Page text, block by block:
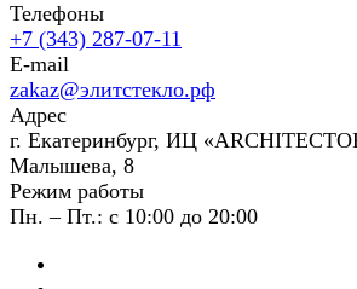
Телефоны
+7 (343) 287-07-11
E-mail
zakaz@элитстекло.рф
Адрес
г. Екатеринбург, ИЦ
Малышева, 8
Режим работы
Пн. – Пт.: с 10:00 до 20:00